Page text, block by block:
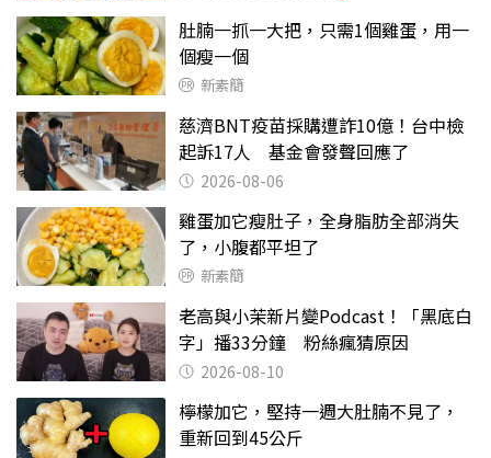
肚腩一抓一大把，只需1個雞蛋，用一
個瘦一個
新素簡
慈濟BNT疫苗採購遭詐10億！台中檢
起訴17人 基金會發聲回應了
2026-08-06
雞蛋加它瘦肚子，全身脂肪全部消失
了，小腹都平坦了
新素簡
老高與小茉新片變Podcast！「黑底白
字」播33分鐘 粉絲瘋猜原因
2026-08-10
檸檬加它，堅持一週大肚腩不見了，
重新回到45公斤